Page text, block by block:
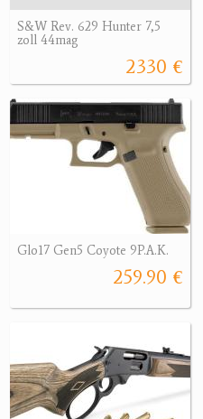
S&W Rev. 629 Hunter 7,5
zoll 44mag
2330 €
Glo17 Gen5 Coyote 9P.A.K.
259.90 €